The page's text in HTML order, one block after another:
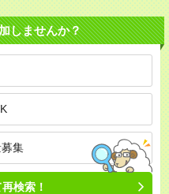
しませんか？
集
検索！